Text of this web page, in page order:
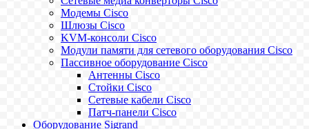
Модемы Cisco
Шлюзы Cisco
KVM-консоли Cisco
Модули памяти для сетевого оборудования Cisco
Пассивное оборудование Cisco
Антенны Cisco
Стойки Cisco
Сетевые кабели Cisco
Патч-панели Cisco
Оборудование Sigrand